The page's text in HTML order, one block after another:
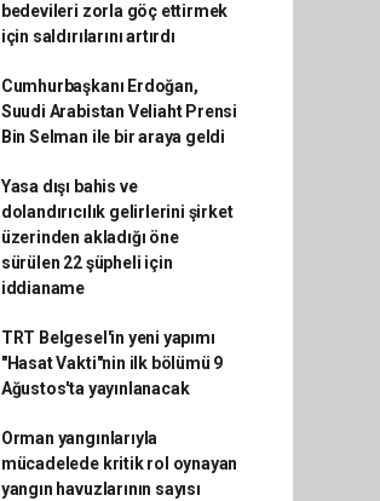
bedevileri zorla göç ettirmek
için saldırılarını artırdı
Cumhurbaşkanı Erdoğan,
Suudi Arabistan Veliaht Prensi
Bin Selman ile bir araya geldi
Yasa dışı bahis ve
dolandırıcılık gelirlerini şirket
üzerinden akladığı öne
sürülen 22 şüpheli için
iddianame
TRT Belgesel'in yeni yapımı
"Hasat Vakti"nin ilk bölümü 9
Ağustos'ta yayınlanacak
Orman yangınlarıyla
mücadelede kritik rol oynayan
yangın havuzlarının sayısı